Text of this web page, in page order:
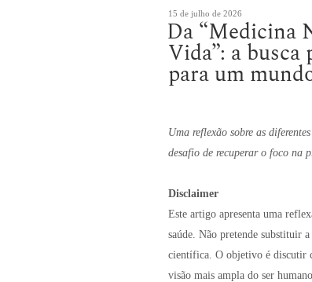
Publicado
em
15 de julho de 2026
Da “Medicina
Vida”: a
para um
Uma reflexão sobre as
desafio de recuperar o foco na
Disclaimer
Este artigo apresenta uma
saúde. Não pretende substituir
científica. O objetivo é discutir
visão mais ampla do ser